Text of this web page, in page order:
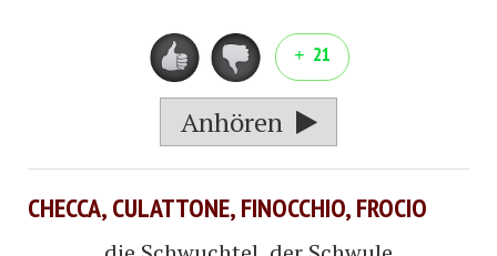
21
Anhören
CHECCA, CULATTONE, FINOCCHIO, FROCIO